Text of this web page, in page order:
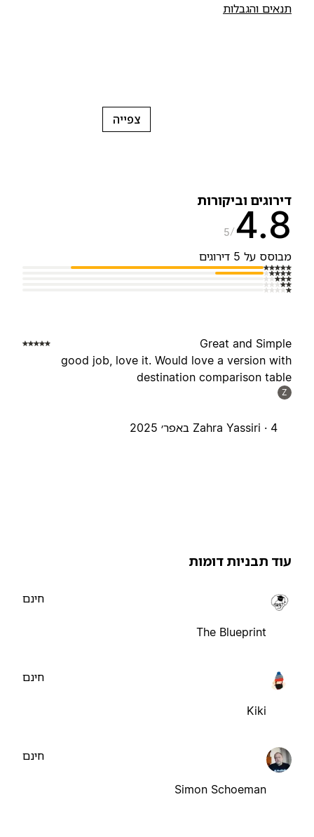
והגבלות
צפייה
וביקורות
5
על 5 דירוגים
Great and
good job, love it. Would love a version
destination comparison
Zahra Yassiri ·
תבניות דומות
The Blueprint
Simon Schoeman